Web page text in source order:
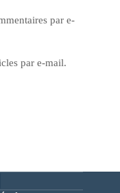
par e-
par e-mail.